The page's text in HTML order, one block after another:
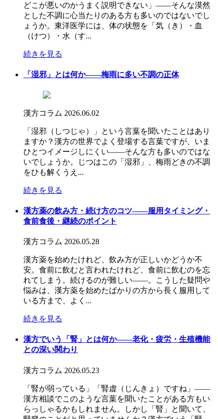
どこが悪いのかうまく説明できない」――そんな漠然
とした不調に心当たりのある方も多いのではないでし
ょうか。東洋医学には、体の状態を「気（き）・血
（けつ）・水（す...
続きを見る
「湿邪」とは何か――梅雨に多い不調の正体
漢方コラム 2026.06.02
「湿邪（しつじゃ）」という言葉を聞いたことはあり
ますか？漢方の世界でよく登場する言葉ですが、いま
ひとつイメージしにくい――そんな方も多いのではな
いでしょうか。じつはこの「湿邪」、梅雨どきの不調
をひも解くうえ...
続きを見る
漢方薬の飲み方・続け方のコツ――服用タイミング・
食前食後・継続のポイント
漢方コラム 2026.05.28
漢方薬を始めたけれど、飲み方が正しいかどうか不
安。食前に飲むと言われたけれど、食前に飲むのを忘
れてしまう。続けるのが難しい——。こうした疑問や
悩みは、漢方薬を始めたばかりの方から長く服用して
いる方まで、よく...
続きを見る
漢方でいう「腎」とは何か――老化・疲労・生殖機能
との深い関わり
漢方コラム 2026.05.23
「腎が弱っている」「腎虚（じんきょ）ですね」——
漢方相談でこのような言葉を聞いたことがある方もい
らっしゃるかもしれません。しかし「腎」と聞いて、